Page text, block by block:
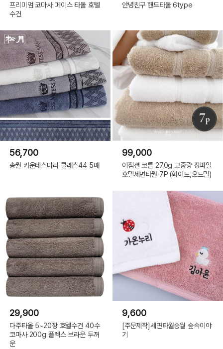
프리미엄 코마사 페이스 타올 호텔
수건
안녕친구 핸드타올 6type
56,700
송월 카운테스마라 클래스44 5매
99,000
이집션 코튼 270g 고중량 장파일
호텔세면타월 7P (화이트,오트밀)
29,900
다주타올 5~20장 호텔수건 40수
코마사 200g 플렉스 브라운 두꺼
운
9,600
[주문제작]세면타월송월 숲속이야
기